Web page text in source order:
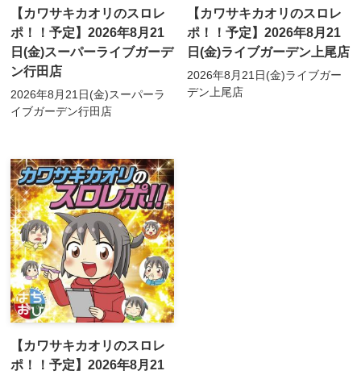
【カワサキカオリのスロレ
ポ！！予定】2026年8月21
日(金)スーパーライブガーデ
ン行田店
2026年8月21日(金)スーパーラ
イブガーデン行田店
【カワサキカオリのスロレ
ポ！！予定】2026年8月21
日(金)ライブガーデン上尾店
2026年8月21日(金)ライブガー
デン上尾店
【カワサキカオリのスロレ
ポ！！予定】2026年8月21